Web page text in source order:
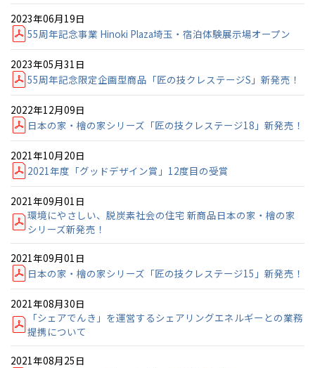
2023年06月19日
55周年記念事業 Hinoki Plaza埼玉・宿泊体験展示場オープン
2023年05月31日
55周年記念限定企画型商品「匠の技クレステージS」新発売！
2022年12月09日
日本の家・檜の家シリーズ「匠の技クレステージ18」新発売！
2021年10月20日
2021年度「グッドデザイン賞」12度目の受賞
2021年09月01日
環境にやさしい、脱炭素社会の住宅 新商品日本の家・檜の家
シリーズ新発売！
2021年09月01日
日本の家・檜の家シリーズ「匠の技クレステージ15」新発売！
2021年08月30日
「シェアでんき」を運営するシェアリングエネルギーとの業務
提携について
2021年08月25日
札幌
道央
道北
道南
道東
東北
青森
秋田
岩手
山形
宮城
福島
甲信越・北陸
新潟
山梨
長野
富山
石川
福井
関東
東京
神奈川
埼玉
千葉
茨城
栃木
群馬
東海
愛知
岐阜
静岡
三重
近畿
大阪
京都
兵庫
奈良
滋賀
中国・四国
岡山
香川
愛媛
鳥取
九州
福岡
佐賀
熊本
分譲マンション
※現住所のある都道府県以外の建築予定地の方でも現住所の有るお近
くの展示場又は店舗にお問合せください。
応します。お気軽にご相談ください。
札幌
小樽
道央
小樽
道北
道南
函館
道東
帯広
東北
青森県
青森
秋田県
岩手県
盛岡
山形県
山形
宮城県
福島県
会津
甲信越・北陸
新潟県
新潟
山梨県
甲府
長野県
長野
富山県
富山
石川県
金沢
福井県
福井
関東
東京都
世田谷
八王子
神奈川県
横浜
湘南
埼玉県
所沢
千葉県
千葉
柏
茨城県
水戸
栃木県
宇都宮
東海
愛知県
名古屋
豊橋
岐阜県
岐阜
静岡県
三重県
四日市
近畿
大阪府
京都府
兵庫県
奈良県
奈良
中国・四国
岡山県
香川県
愛媛県
松山
九州
福岡県
福岡
佐賀県
熊本県
大分県